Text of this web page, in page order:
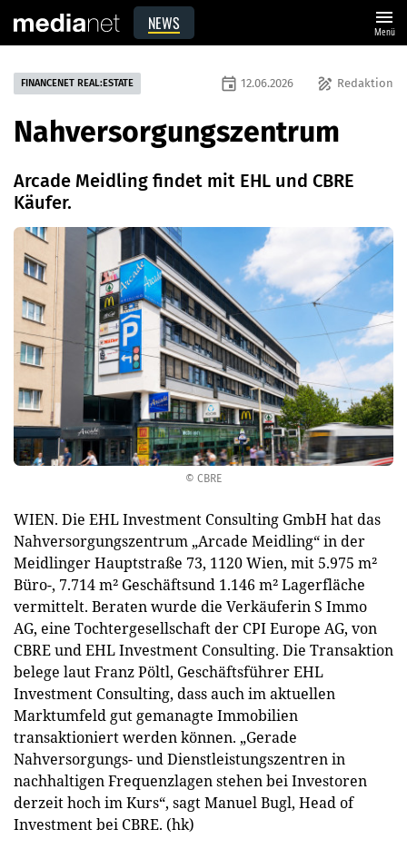
NEWS menu
Menü
© CBRE
FINANCENET REAL:ESTATE draw Redaktion
event 12.06.2026
Nahversorgungszentrum
Arcade Meidling findet mit EHL und CBRE
Käufer.
WIEN. Die EHL Investment Consulting GmbH hat das
Nahversorgungszentrum „Arcade Meidling“ in der
Meidlinger Hauptstraße 73, 1120 Wien, mit 5.975 m²
Büro-, 7.714 m² Geschäftsund 1.146 m² Lagerfläche
vermittelt. Beraten wurde die Verkäuferin S Immo
AG, eine Tochtergesellschaft der CPI Europe AG, von
CBRE und EHL Investment Consulting. Die Transaktion
belege laut Franz Pöltl, Geschäftsführer EHL
Investment Consulting, dass auch im aktuellen
Marktumfeld gut gemanagte Immobilien
transaktioniert werden können. „Gerade
Nahversorgungs- und Dienstleistungszentren in
nachhaltigen Frequenzlagen stehen bei Investoren
derzeit hoch im Kurs“, sagt Manuel Bugl, Head of
Investment bei CBRE. (hk)